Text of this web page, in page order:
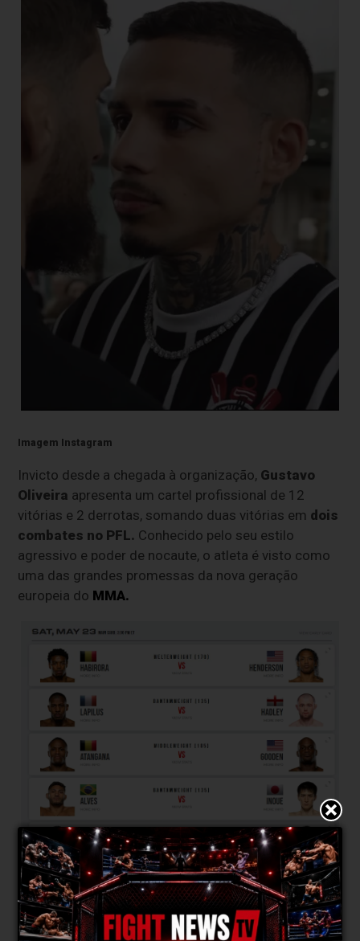
Imagem Instagram
Invicto desde a chegada à organização, Gustavo
Oliveira apresenta um cartel profissional de 12
vitórias e 2 derrotas, somando duas vitórias em dois
combates no PFL. Conhecido pelo seu estilo
agressivo e poder de nocaute, o atleta é visto como
uma das grandes promessas da nova geração
europeia do MMA.